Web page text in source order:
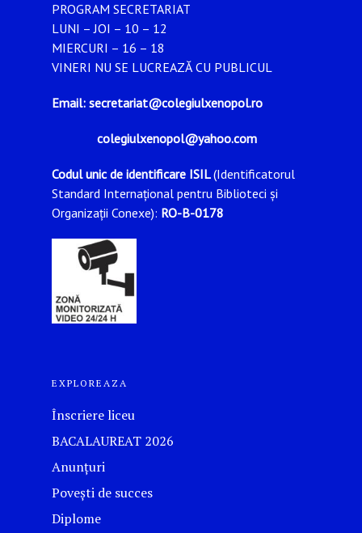
PROGRAM SECRETARIAT
LUNI – JOI – 10 – 12
MIERCURI – 16 – 18
VINERI NU SE LUCREAZĂ CU PUBLICUL
Email: secretariat@colegiulxenopol.ro
colegiulxenopol@yahoo.com
Codul unic de identificare ISIL(Identificatorul
Standard Internațional pentru Biblioteci și
Organizații Conexe): RO-B-0178
EXPLOREAZA
Înscriere liceu
BACALAUREAT 2026
Anunțuri
Povești de succes
Diplome